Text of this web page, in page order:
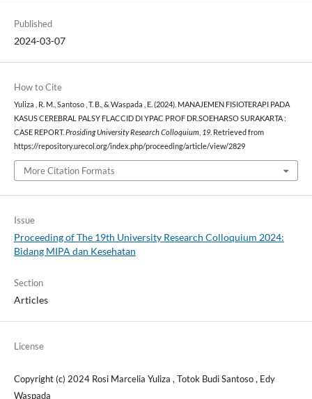
Published
2024-03-07
How to Cite
Yuliza , R. M., Santoso , T. B., & Waspada , E. (2024). MANAJEMEN FISIOTERAPI PADA
KASUS CEREBRAL PALSY FLACCID DI YPAC PROF DR.SOEHARSO SURAKARTA :
CASE REPORT.Prosiding University Research Colloquium 19. Retrieved from
https://repository.urecol.org/index.php/proceeding/article/view/2829
More Citation Formats
Issue
Proceeding of The 19th University Research Colloquium 2024:
Bidang MIPA dan Kesehatan
Section
Articles
License
Copyright (c) 2024 Rosi Marcelia Yuliza , Totok Budi Santoso , Edy
Waspada